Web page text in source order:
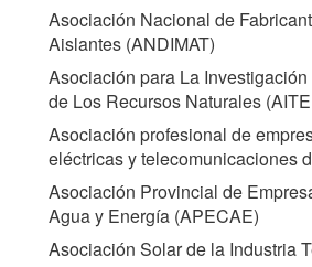
Asociación Nacional de
Aislantes (ANDIMAT)
Asociación para La
de Los Recursos Naturales (
Asociación profesional de
eléctricas y telecomunicaciones
Asociación Provincial de
Agua y Energía (APECAE)
Asociación Solar de la Industria